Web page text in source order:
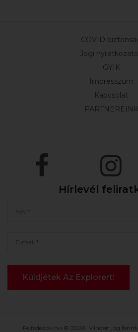
COVID
Jogi
GYIK
Impresszum
Kapcsolat
PARTNEREINK
Hírlevél
Felfedezok.hu © 2026. Minden jog